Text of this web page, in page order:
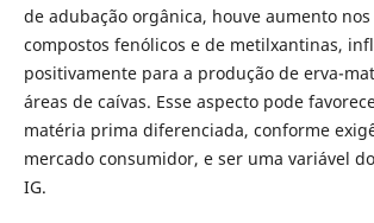
de adubação orgânica, houve aumento
compostos fenólicos e de metilxantinas,
positivamente para a produção de erva-
áreas de caívas. Esse aspecto pode
matéria prima diferenciada, conforme
mercado consumidor, e ser uma variável
IG.